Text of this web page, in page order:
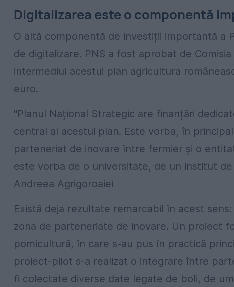
Digitalizarea este o componentă
O altă componentă de investiții importantă a
de digitalizare. PNS a fost aprobat de
intermediul acestui plan agricultura
euro.
"Planul Național Strategic are finanțări
central al acestui plan. Este vorba, în
parteneriat de inovare între fermier și o
este vorba de o universitate, de un institut
Andreea Agrigoroaiei
Există deja rezultate remarcabil în acest
zona de parteneriate de inovare. Un proiect
pomicultură, în care s-au pus în practică
proiect-pilot s-a realizat o integrare între
fi colectate diverse date legate de boli, de